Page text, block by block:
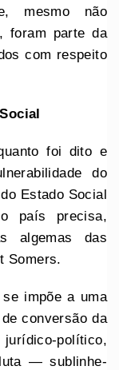
mesmo não
foram parte da
com respeito
foi dito e
do
Estado Social
país precisa,
algemas das
Somers.
impõe a uma
conversão da
político,
— sublinhe-